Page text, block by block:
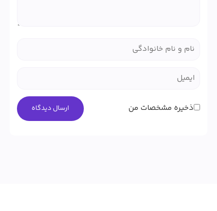
ذخیره مشخصات من